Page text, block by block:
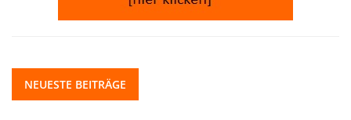
NEUESTE BEITRÄGE